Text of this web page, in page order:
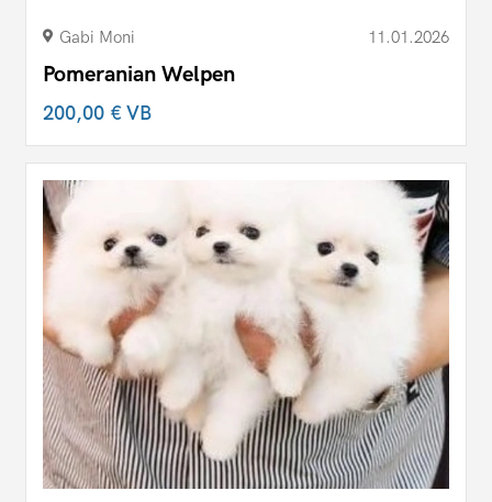
Gabi Moni 11.01.2026
Pomeranian Welpen
200,00 €VB